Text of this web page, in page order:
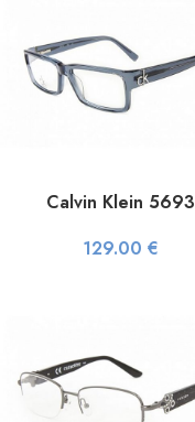
Calvin Klein 5693
129.00 €